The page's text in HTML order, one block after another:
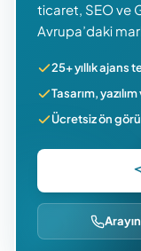
ticaret, SEO ve
Avrupa’daki
25+ yıllık ajans
Tasarım,
Ücretsiz ön
Arayın